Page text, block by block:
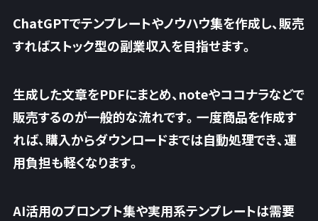
ChatGPTでテンプレートやノウハウ集を作成し、販売
すればストック型の副業収入を目指せます。
生成した文章をPDFにまとめ、noteやココナラなどで
販売するのが一般的な流れです。一度商品を作成す
れば、購入からダウンロードまでは自動処理でき、運
用負担も軽くなります。
AI活用のプロンプト集や実用系テンプレートは需要